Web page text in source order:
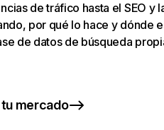
de tráfico hasta el SEO y
por qué lo hace y dónde
de datos de búsqueda
mercado